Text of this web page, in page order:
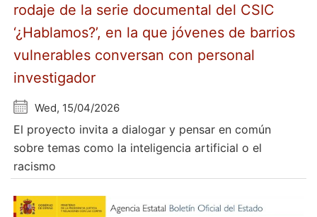
rodaje de la serie documental del CSIC
‘¿Hablamos?’, en la que jóvenes de barrios
vulnerables conversan con personal
investigador
Wed, 15/04/2026
El proyecto invita a dialogar y pensar en común
sobre temas como la inteligencia artificial o el
racismo